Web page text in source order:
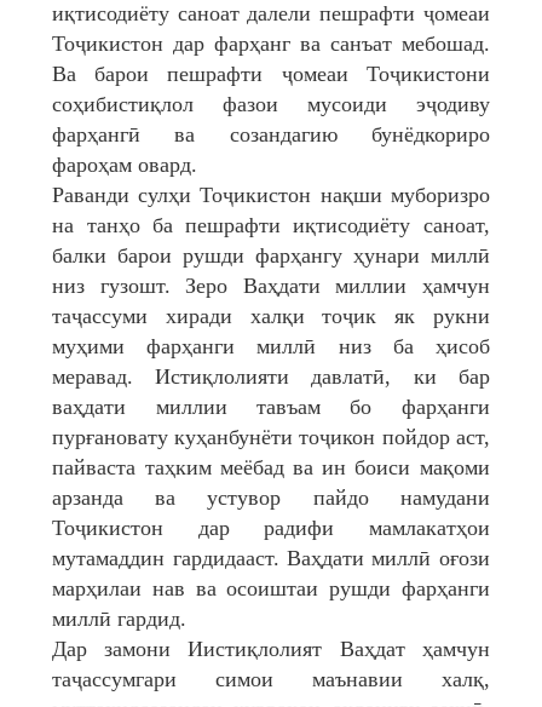
иқтисодиёту саноат далели пешрафти ҷомеаи
Тоҷикистон дар фарҳанг ва санъат мебошад.
Ва барои пешрафти ҷомеаи Тоҷикистони
соҳибистиқлол фазои мусоиди эҷодиву
фарҳангӣ ва созандагию бунёдкориро
фароҳам овард.
Раванди сулҳи Тоҷикистон нақши муборизро
на танҳо ба пешрафти иқтисодиёту саноат,
балки барои рушди фарҳангу ҳунари миллӣ
низ гузошт. Зеро Ваҳдати миллии ҳамчун
таҷассуми хиради халқи тоҷик як рукни
муҳими фарҳанги миллӣ низ ба ҳисоб
меравад. Истиқлолияти давлатӣ, ки бар
ваҳдати миллии тавъам бо фарҳанги
пурғановату куҳанбунёти тоҷикон пойдор аст,
пайваста таҳким меёбад ва ин боиси мақоми
арзанда ва устувор пайдо намудани
Тоҷикистон дар радифи мамлакатҳои
мутамаддин гардидааст. Ваҳдати миллӣ оғози
марҳилаи нав ва осоиштаи рушди фарҳанги
миллӣ гардид.
Дар замони Иистиқлолият Ваҳдат ҳамчун
таҷассумгари симои маънавии халқ,